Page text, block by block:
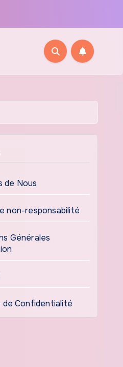
de Nous
non-responsabilité
Générales
de Confidentialité